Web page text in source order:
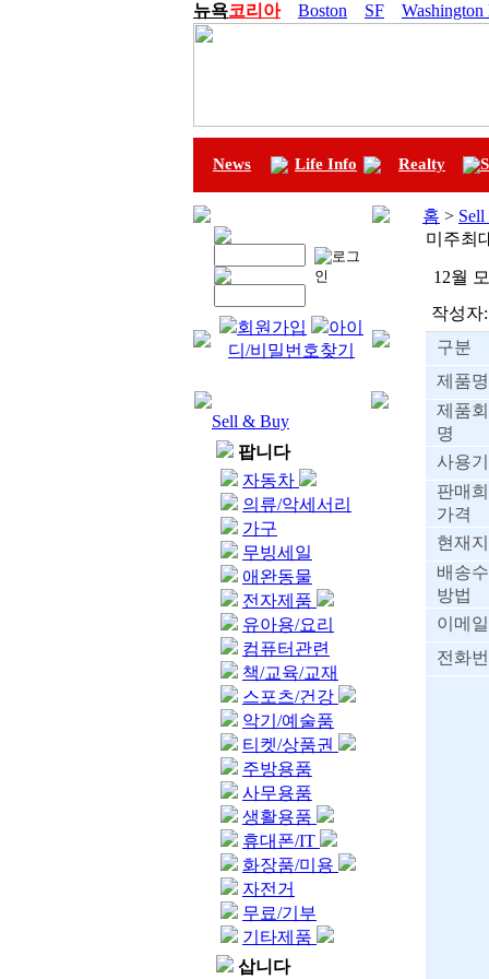
뉴욕코리아 Boston SF
News Life Info Realty
회원가입
아이
디/비밀번호찾기
Sell & Buy
팝니다
자동차
의류/악세서리
가구
무빙세일
애완동물
전자제품
유아용/요리
컴퓨터관련
책/교육/교재
스포츠/건강
악기/예술품
티켓/상품권
주방용품
사무용품
생활용품
휴대폰/IT
화장품/미용
자전거
무료/기부
기타제품
삽니다
홈 >
미주최
12월
작성자:
구분
제품명
제품
명
사용
판매
가격
현재
배송
방법
이메일
전화